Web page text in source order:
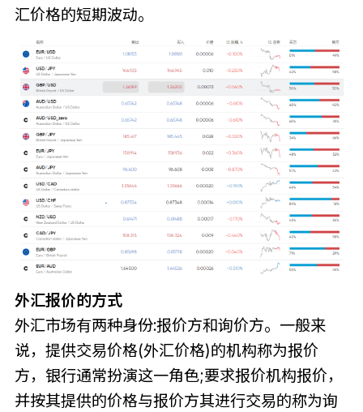
汇价格的短期波动。
外汇报价的方式
外汇市场有两种身份:报价方和询价方。一般来
说，提供交易价格(外汇价格)的机构称为报价
方，银行通常扮演这一角色;要求报价机构报价，
并按其提供的价格与报价方其进行交易的称为询